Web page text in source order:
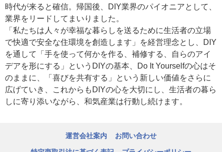
時代が来ると確信。帰国後、DIY業界のパイオニアとして、
業界をリードしてまいりました。
「私たちは人々が幸福な暮らしを送るために生活者の立場
で快適で安全な住環境を創造します」を経営理念とし、DIY
を通して「手を使って何かを作る、補修する、自らのアイ
デアを形にする」というDIYの基本、Do It Yourselfの心はそ
のままに、「喜びを共有する」という新しい価値をさらに
広げていき、これからもDIYの心を大切にし、生活者の暮ら
しに寄り添いながら、和気産業は行動し続けます。
運営会社案内 お問い合わせ